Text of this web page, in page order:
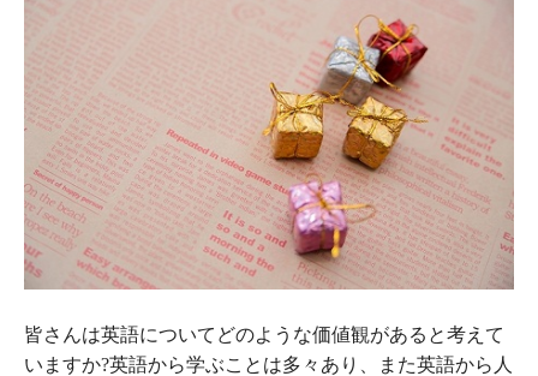
皆さんは英語についてどのような価値観があると考えて
いますか?英語から学ぶことは多々あり、また英語から人